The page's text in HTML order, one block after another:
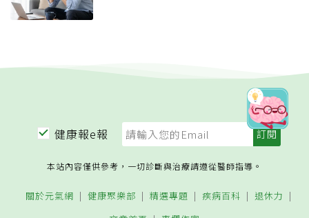
健康報e報
本站內容僅供參考，一切診斷與治療請遵從醫師指導。
關於元氣網 健康聚樂部 精選專題 疾病百科
退休力